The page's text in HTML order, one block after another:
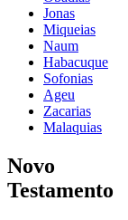
Jonas
Miqueias
Naum
Habacuque
Sofonias
Ageu
Zacarias
Malaquias
Novo
Testamento